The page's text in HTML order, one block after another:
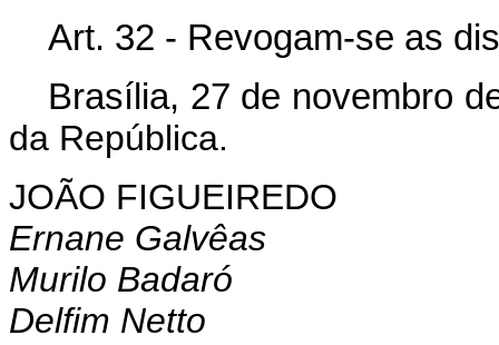
Art. 32 - Revogam-se as
Brasília, 27 de novembro
da República.
JOÃO FIGUEIREDO
Ernane Galvêas
Murilo Badaró
Delfim Netto